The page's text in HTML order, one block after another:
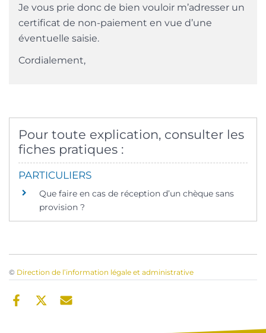
Je vous prie donc de bien vouloir m’adresser un
certificat de non-paiement en vue d’une
éventuelle saisie.
Cordialement,
Pour toute explication, consulter les
fiches pratiques :
PARTICULIERS
Que faire en cas de réception d’un chèque sans
provision ?
© Direction de l’information légale et administrative